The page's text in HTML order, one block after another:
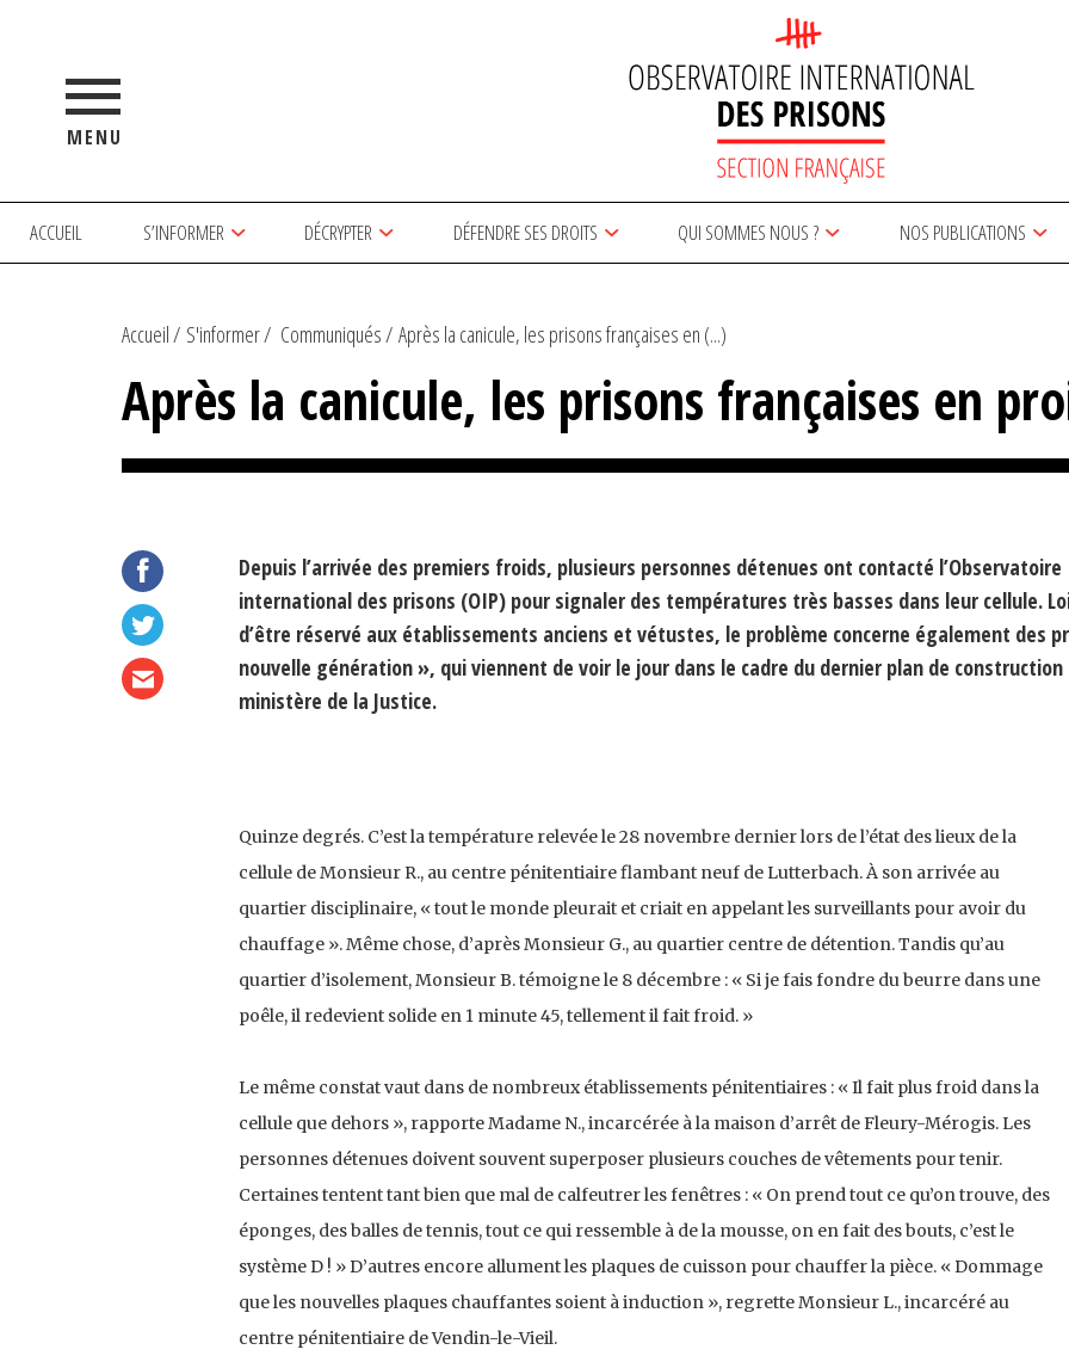
MENU
ACCUEIL S’INFORMER DÉCRYPTER DÉFENDRE SES DROITS QUI SOMMES NOUS ? NOS PUBLICATIONS
Accueil S'informer Communiqués Après la canicule, les prisons françaises en (...)
Après la canicule, les prisons françaises en
Depuis l’arrivée des premiers froids, plusieurs personnes détenues ont contacté l’Observatoire
international des prisons (OIP) pour signaler des températures très basses dans leur cellule.
d’être réservé aux établissements anciens et vétustes, le problème concerne également des
nouvelle génération », qui viennent de voir le jour dans le cadre du dernier plan de construction
ministère de la Justice.
Quinze degrés. C’est la température relevée le 28 novembre dernier lors de l’état des lieux de la
cellule de Monsieur R., au centre pénitentiaire flambant neuf de Lutterbach. À son arrivée au
quartier disciplinaire, « tout le monde pleurait et criait en appelant les surveillants pour avoir du
chauffage ». Même chose, d’après Monsieur G., au quartier centre de détention. Tandis qu’au
quartier d’isolement, Monsieur B. témoigne le 8 décembre : « Si je fais fondre du beurre dans une
poêle, il redevient solide en 1 minute 45, tellement il fait froid. »
Le même constat vaut dans de nombreux établissements pénitentiaires : « Il fait plus froid dans la
cellule que dehors », rapporte Madame N., incarcérée à la maison d’arrêt de Fleury-Mérogis. Les
personnes détenues doivent souvent superposer plusieurs couches de vêtements pour tenir.
Certaines tentent tant bien que mal de calfeutrer les fenêtres : « On prend tout ce qu’on trouve, des
éponges, des balles de tennis, tout ce qui ressemble à de la mousse, on en fait des bouts, c’est le
système D ! » D’autres encore allument les plaques de cuisson pour chauffer la pièce. « Dommage
que les nouvelles plaques chauffantes soient à induction », regrette Monsieur L., incarcéré au
centre pénitentiaire de Vendin-le-Vieil.